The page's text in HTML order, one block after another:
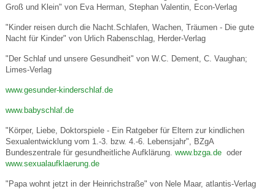
Groß und Klein" von Eva Herman, Stephan Valentin, Econ-Verlag
"Kinder reisen durch die Nacht.Schlafen, Wachen, Träumen - Die gute
Nacht für Kinder" von Urlich Rabenschlag, Herder-Verlag
"Der Schlaf und unsere Gesundheit" von W.C. Dement, C. Vaughan;
Limes-Verlag
www.gesunder-kinderschlaf.de
www.babyschlaf.de
"Körper, Liebe, Doktorspiele - Ein Ratgeber für Eltern zur kindlichen
Sexualentwicklung vom 1.-3. bzw. 4.-6. Lebensjahr", BZgA
Bundeszentrale für gesundheitliche Aufklärung. www.bzga.deoder
www.sexualaufklaerung.de
"Papa wohnt jetzt in der Heinrichstraße" von Nele Maar, atlantis-Verlag